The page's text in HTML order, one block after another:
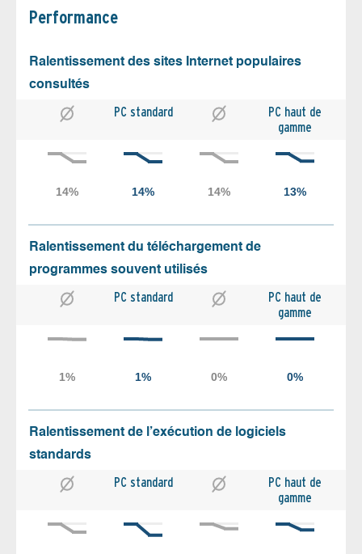
Performance
Ralentissement des sites Internet populaires
consultés
PC standard
PC haut de
gamme
Ralentissement du téléchargement de
programmes souvent utilisés
PC standard
PC haut de
gamme
Ralentissement de l’exécution de logiciels
standards
PC standard
PC haut de
gamme